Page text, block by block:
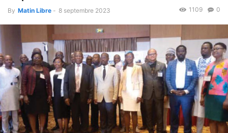
By Matin Libre - 8 septembre 2023 0
1109